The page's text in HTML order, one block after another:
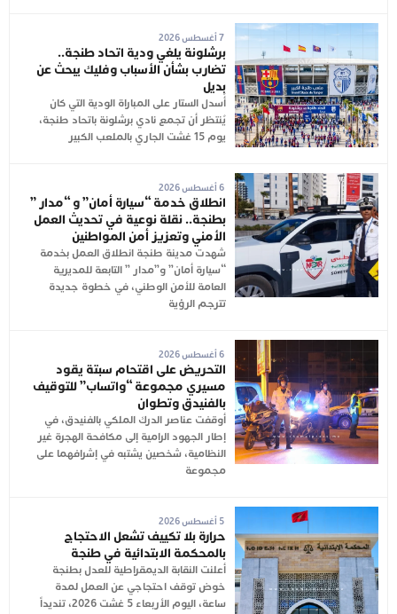
7 أغسطس 2026
برشلونة يلغي ودية اتحاد طنجة..
تضارب بشأن الأسباب وفليك يبحث عن
بديل
أُسدل الستار على المباراة الودية التي كان
يُنتظر أن تجمع نادي برشلونة باتحاد طنجة،
يوم 15 غشت الجاري بالملعب الكبير
6 أغسطس 2026
انطلاق خدمة “سيارة أمان” و “مدار ”
بطنجة.. نقلة نوعية في تحديث العمل
الأمني وتعزيز أمن المواطنين
شهدت مدينة طنجة انطلاق العمل بخدمة
“سيارة أمان” و”مدار ” التابعة للمديرية
العامة للأمن الوطني، في خطوة جديدة
تترجم الرؤية
6 أغسطس 2026
التحريض على اقتحام سبتة يقود
مسيري مجموعة “واتساب” للتوقيف
بالفنيدق وتطوان
أوقفت عناصر الدرك الملكي بالفنيدق، في
إطار الجهود الرامية إلى مكافحة الهجرة غير
النظامية، شخصين يشتبه في إشرافهما على
مجموعة
5 أغسطس 2026
حرارة بلا تكييف تشعل الاحتجاج
بالمحكمة الابتدائية في طنجة
أعلنت النقابة الديمقراطية للعدل بطنجة
خوض توقف احتجاجي عن العمل لمدة
ساعة، اليوم الأربعاء 5 غشت 2026، تنديداً